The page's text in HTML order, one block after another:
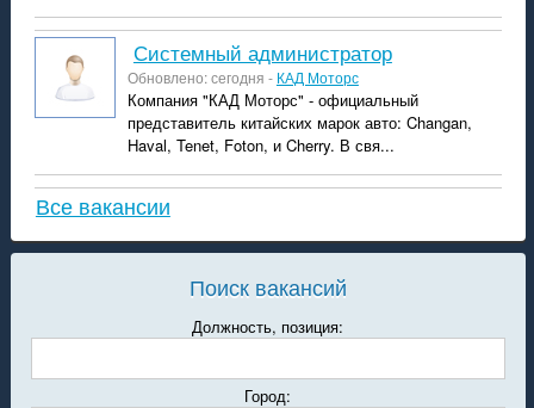
системный администратор
Обновлено: сегодня - КАД Моторс
Компания "КАД Моторс" - официальный
представитель китайских марок авто: Changan,
Haval, Tenet, Foton, и Cherry. В свя...
Все вакансии
Поиск вакансий
Должность, позиция:
Город: